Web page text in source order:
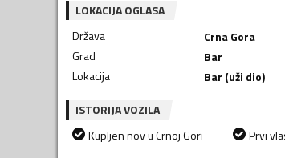
LOKACIJA OGLASA
Država
Crna Gora
Grad
Bar
Lokacija
Bar (uži dio)
ISTORIJA VOZILA
Kupljen nov u Crnoj Gori
Prvi